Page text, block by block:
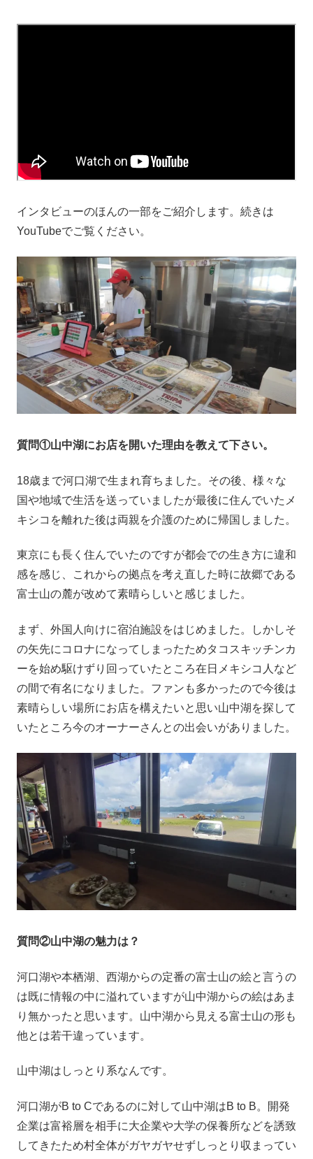
インタビューのほんの一部をご紹介します。続きは
YouTubeでご覧ください。
質問①山中湖にお店を開いた理由を教えて下さい。
18歳まで河口湖で生まれ育ちました。その後、様々な
国や地域で生活を送っていましたが最後に住んでいたメ
キシコを離れた後は両親を介護のために帰国しました。
東京にも長く住んでいたのですが都会での生き方に違和
感を感じ、これからの拠点を考え直した時に故郷である
富士山の麓が改めて素晴らしいと感じました。
まず、外国人向けに宿泊施設をはじめました。しかしそ
の矢先にコロナになってしまったためタコスキッチンカ
ーを始め駆けずり回っていたところ在日メキシコ人など
の間で有名になりました。ファンも多かったので今後は
素晴らしい場所にお店を構えたいと思い山中湖を探して
いたところ今のオーナーさんとの出会いがありました。
質問②山中湖の魅力は？
河口湖や本栖湖、西湖からの定番の富士山の絵と言うの
は既に情報の中に溢れていますが山中湖からの絵はあま
り無かったと思います。山中湖から見える富士山の形も
他とは若干違っています。
山中湖はしっとり系なんです。
河口湖がB to Cであるのに対して山中湖はB to B。開発
企業は富裕層を相手に大企業や大学の保養所などを誘致
してきたため村全体がガヤガヤせずしっとり収まってい